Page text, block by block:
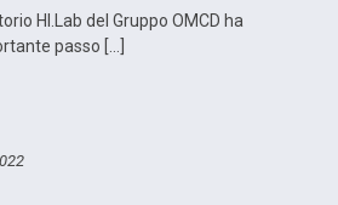
HI.Lab del Gruppo OMCD ha
passo […]